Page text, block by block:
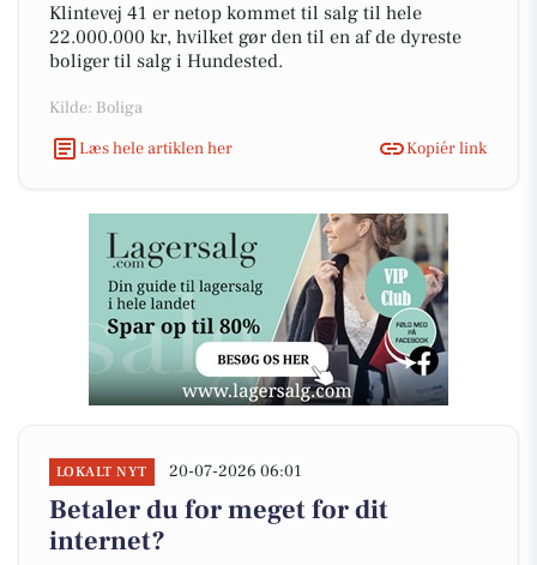
Klintevej 41 er netop kommet til salg til hele
22.000.000 kr, hvilket gør den til en af de dyreste
boliger til salg i Hundested.
Kilde: Boliga
Læs hele artiklen her
Kopiér link
LOKALT NYT 20-07-2026 06:01
Betaler du for meget for dit
internet?